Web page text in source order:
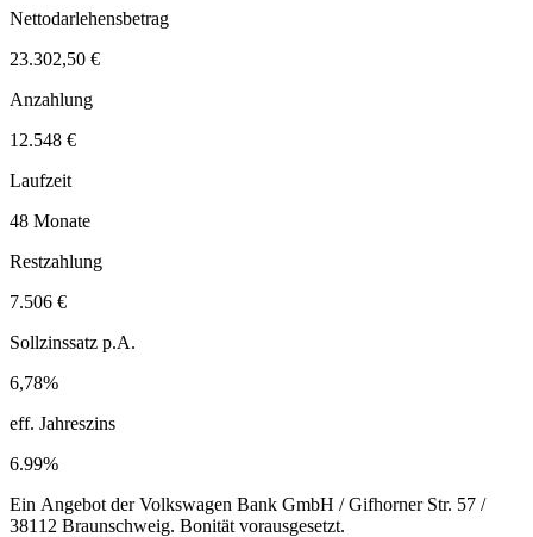
Nettodarlehensbetrag
23.302,50 €
Anzahlung
12.548 €
Laufzeit
48 Monate
Restzahlung
7.506 €
Sollzinssatz p.A.
6,78%
eff. Jahreszins
6.99%
Ein Angebot der Volkswagen Bank GmbH / Gifhorner Str. 57 /
38112 Braunschweig. Bonität vorausgesetzt.